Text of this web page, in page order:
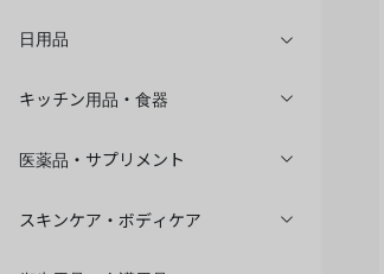
日用品
キッチン用品・食器
医薬品・サプリメント
スキンケア・ボディケア